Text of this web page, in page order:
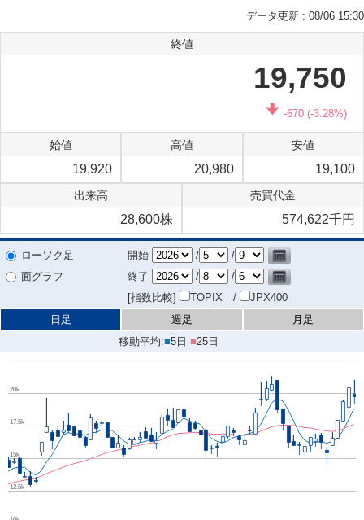
データ更新 : 08/06 15:30
終値
19,750
-670 (-3.28%)
始値
19,920
高値
20,980
安値
19,100
出来高
28,600株
売買代金
574,622千円
ローソク足
面グラフ
開始 /
/
終了
/
/
[指数比較]
TOPIX /
JPX400
日足
週足
月足
移動平均:■5日 ■25日
15k
20k
12.5k
17.5k